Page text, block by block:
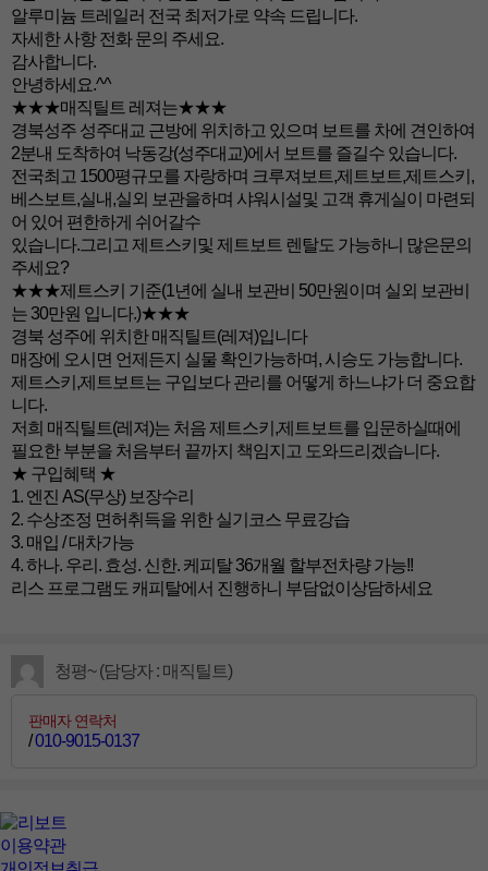
알루미늄 트레일러 전국 최저가로 약속 드립니다.
자세한 사항 전화 문의 주세요.
감사합니다.
안녕하세요.^^
★★★매직틸트 레져는★★★
경북성주 성주대교 근방에 위치하고 있으며 보트를 차에 견인하여
2분내 도착하여 낙동강(성주대교)에서 보트를 즐길수 있습니다.
전국최고 1500평규모를 자랑하며 크루져보트,제트보트,제트스키,
베스보트,실내,실외 보관을하며 샤워시설및 고객 휴게실이 마련되
어 있어 편한하게 쉬어갈수
있습니다.그리고 제트스키및 제트보트 렌탈도 가능하니 많은문의
주세요?
★★★제트스키 기준(1년에 실내 보관비 50만원이며 실외 보관비
는 30만원 입니다.)★★★
경북 성주에 위치한 매직틸트(레져)입니다
매장에 오시면 언제든지 실물 확인가능하며, 시승도 가능합니다.
제트스키,제트보트는 구입보다 관리를 어떻게 하느냐가 더 중요합
니다.
저희 매직틸트(레져)는 처음 제트스키,제트보트를 입문하실때에
필요한 부분을 처음부터 끝까지 책임지고 도와드리겠습니다.
★ 구입혜택 ★
1. 엔진 AS(무상) 보장수리
2. 수상조정 면허취득을 위한 실기코스 무료강습
3. 매입 / 대차가능
4. 하나. 우리. 효성. 신한. 케피탈 36개월 할부전차량 가능!!
리스 프로그램도 캐피탈에서 진행하니 부담없이상담하세요
청평~ (담당자 : 매직틸트)
판매자 연락처
/010-9015-0137
이용약관